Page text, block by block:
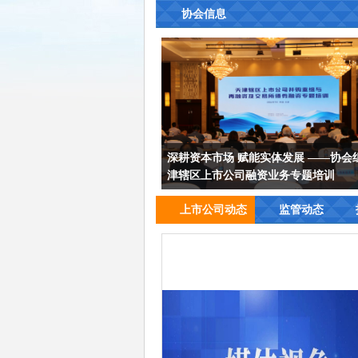
协会信息
深耕资本市场 赋能实体发展 ——协会
津辖区上市公司融资业务专题培训
上市公司动态 监管动态